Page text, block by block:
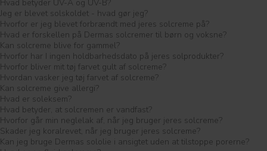
Hvad betyder UV-A og UV-B?
Jeg er blevet solskoldet - hvad gør jeg?
Hvorfor er jeg blevet forbrændt med jeres solcreme på?
Hvad er forskellen på Dermas solcremer til børn og voksne?
Kan solcreme blive for gammel?
Hvorfor har I ingen holdbarhedsdato på jeres solprodukter?
Hvorfor bliver mit tøj farvet gult af solcreme?
Hvordan vasker jeg tøj farvet af solcreme?
Kan solcreme give allergi?
Hvad er soleksem?
Hvad betyder, at solcremen er vandfast?
Hvorfor går min neglelak af, når jeg bruger jeres solcreme?
Skader jeg koralrevet, når jeg bruger jeres solcreme?
Kan jeg bruge Dermas sololie i ansigtet uden at tilstoppe porerne?